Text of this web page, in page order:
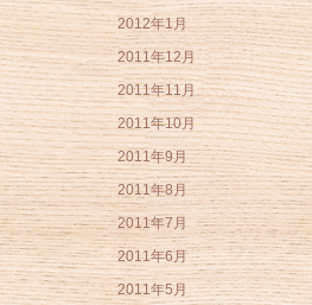
2012年1月
2011年12月
2011年11月
2011年10月
2011年9月
2011年8月
2011年7月
2011年6月
2011年5月